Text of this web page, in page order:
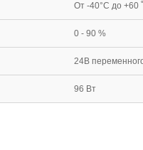
От -40°С до +60
0 - 90 %
24В
96 Вт